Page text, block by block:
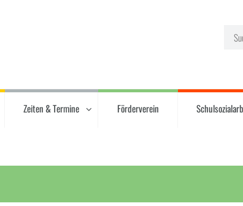
Zeiten & Termine Förderverein